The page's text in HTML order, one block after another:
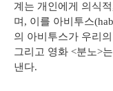
계는 개인에게 의식
며, 이를 아비투스
의 아비투스가 우리
그리고 영화 <분노>
낸다.